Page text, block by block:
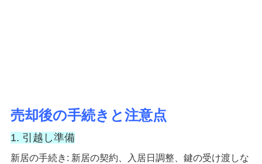
売却後の手続きと注意点
1. 引越し準備
新居の手続き: 新居の契約、入居日調整、鍵の受け渡しな